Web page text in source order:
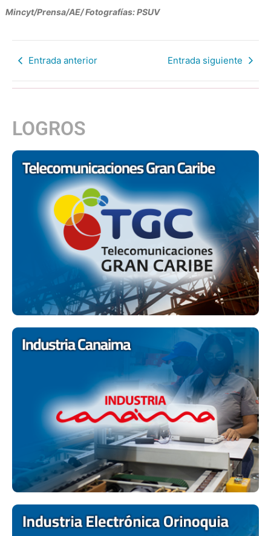
Mincyt/Prensa/AE/ Fotografías: PSUV
Entrada anterior Entrada siguiente
LOGROS